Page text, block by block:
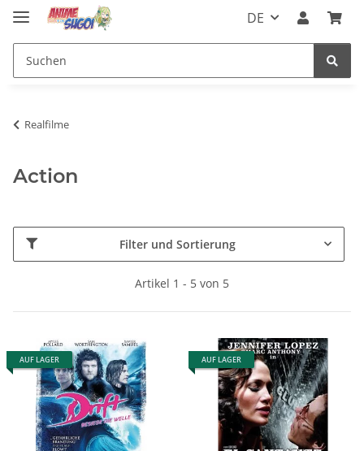
DE
Realfilme
Action
Filter und Sortierung
Artikel 1 - 5 von 5
AUF LAGER AUF LAGER